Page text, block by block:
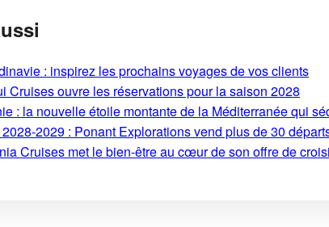
: inspirez les prochains voyages de vos clients
Cruises ouvre les réservations pour la saison 2028
: la nouvelle étoile montante de la Méditerranée qui
2029 : Ponant Explorations vend plus de 30
Cruises met le bien-être au cœur de son offre de